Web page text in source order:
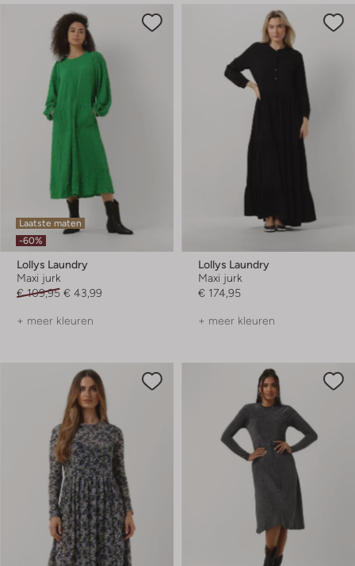
Laatste maten
-60%
Lollys Laundry
Maxi jurk
€ 109,95 € 43,99
+ meer kleuren
Lollys Laundry
Maxi jurk
€ 174,95
+ meer kleuren